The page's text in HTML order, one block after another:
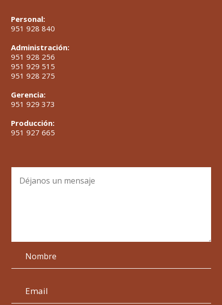
Personal:
951 928 840
Administración:
951 928 256
951 929 515
951 928 275
Gerencia:
951 929 373
Producción:
951 927 665